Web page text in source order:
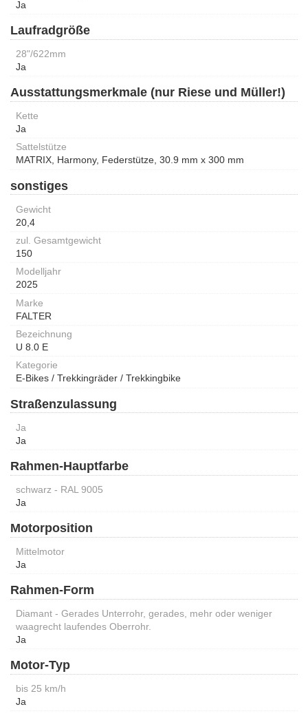
Ja
Laufradgröße
28"/622mm
Ja
Ausstattungsmerkmale (nur Riese und Müller!)
Kette
Ja
Sattelstütze
MATRIX, Harmony, Federstütze, 30.9 mm x 300 mm
sonstiges
Gewicht
20,4
zul. Gesamtgewicht
150
Modelljahr
2025
Marke
FALTER
Bezeichnung
U 8.0 E
Kategorie
E-Bikes / Trekkingräder / Trekkingbike
Straßenzulassung
Ja
Ja
Rahmen-Hauptfarbe
schwarz - RAL 9005
Ja
Motorposition
Mittelmotor
Ja
Rahmen-Form
Diamant - Gerades Unterrohr, gerades, mehr oder weniger
waagrecht laufendes Oberrohr.
Ja
Motor-Typ
bis 25 km/h
Ja